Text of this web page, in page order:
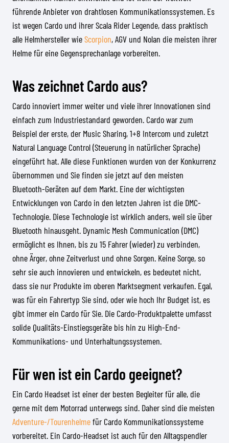
führende Anbieter von drahtlosen Kommunikationssystemen. Es
ist wegen Cardo und ihrer Scala Rider Legende, dass praktisch
alle Helmhersteller wieScorpion, AGV und Nolan die meisten ihrer
Helme für eine Gegensprechanlage vorbereiten.
Was zeichnet Cardo aus?
Cardo innoviert immer weiter und viele ihrer Innovationen sind
einfach zum Industriestandard geworden. Cardo war zum
Beispiel der erste, der Music Sharing, 1+8 Intercom und zuletzt
Natural Language Control (Steuerung in natürlicher Sprache)
eingeführt hat. Alle diese Funktionen wurden von der Konkurrenz
übernommen und Sie finden sie jetzt auf den meisten
Bluetooth-Geräten auf dem Markt. Eine der wichtigsten
Entwicklungen von Cardo in den letzten Jahren ist die DMC-
Technologie. Diese Technologie ist wirklich anders, weil sie über
Bluetooth hinausgeht. Dynamic Mesh Communication (DMC)
ermöglicht es Ihnen, bis zu 15 Fahrer (wieder) zu verbinden,
ohne Ärger, ohne Zeitverlust und ohne Sorgen. Keine Sorge, so
sehr sie auch innovieren und entwickeln, es bedeutet nicht,
dass sie nur Produkte im oberen Marktsegment verkaufen. Egal,
was für ein Fahrertyp Sie sind, oder wie hoch Ihr Budget ist, es
gibt immer ein Cardo für Sie. Die Cardo-Produktpalette umfasst
solide Qualitäts-Einstiegsgeräte bis hin zu High-End-
Kommunikations- und Unterhaltungssystemen.
Für wen ist ein Cardo geeignet?
Ein Cardo Headset ist einer der besten Begleiter für alle, die
gerne mit dem Motorrad unterwegs sind. Daher sind die meisten
Adventure-/Tourenhelmefür Cardo Kommunikationssysteme
vorbereitet. Ein Cardo-Headset ist auch für den Alltagspendler